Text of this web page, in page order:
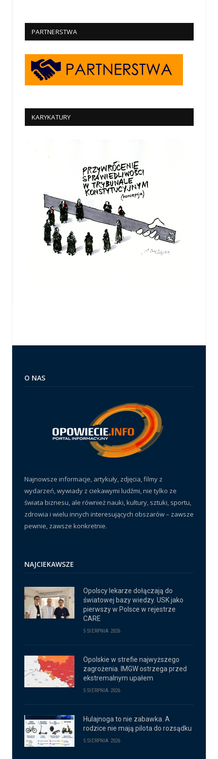
PARTNERSTWA
KARYKATURY
O NAS
Najnowsze informacje, artykuły, zdjęcia, filmy z
wydarzeń, wywiady z ciekawymi ludźmi, nie tylko ze
świata biznesu, ale również nauki, kultury, sztuki, sportu,
zdrowia i wielu innych interesujących obszarów – zawsze
pewnie, zawsze konkretnie.
NAJCIEKAWSZE
Opolscy lekarze dołączają do
światowej bazy wiedzy. USK jako
pierwszy w Polsce w rejestrze
CARE
5 SIERPNIA 2026
Opolskie w strefie najwyższego
zagrożenia. IMGW ostrzega przed
ekstremalnym upałem
5 SIERPNIA 2026
Hulajnoga to nie zabawka. A
rodzice nie mają pilota do rozsądku
5 SIERPNIA 2026